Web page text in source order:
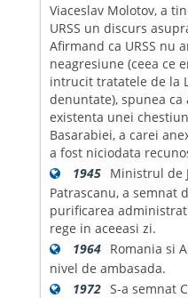
Viaceslav Molotov, a
URSS un discurs
Afirmand ca URSS nu
neagresiune (ceea ce
intrucit tratatele de la
denuntate), spunea ca
existenta unei
Basarabiei, a carei
a fost niciodata
1945 Ministrul de
Patrascanu, a semnat
purificarea
rege in aceeasi zi.
1964 Romania si
nivel de ambasada.
1972 S-a semnat